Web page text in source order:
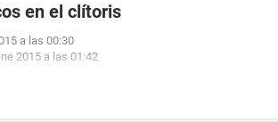
en el clítoris
a las 00:30
2015 a las 01:42